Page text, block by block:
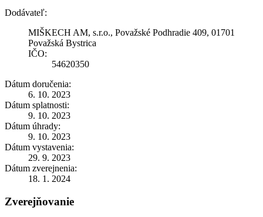
Dodávateľ:
MIŠKECH AM, s.r.o., Považské Podhradie 409, 01701
Považská Bystrica
IČO:
54620350
Dátum doručenia:
6. 10. 2023
Dátum splatnosti:
9. 10. 2023
Dátum úhrady:
9. 10. 2023
Dátum vystavenia:
29. 9. 2023
Dátum zverejnenia:
18. 1. 2024
Zverejňovanie